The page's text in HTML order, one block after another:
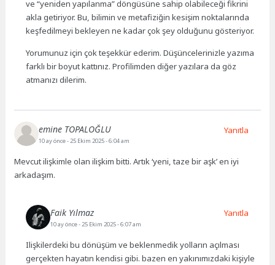
ve “yeniden yapılanma” döngüsüne sahip olabileceği fikrini
akla getiriyor. Bu, bilimin ve metafiziğin kesişim noktalarında
keşfedilmeyi bekleyen ne kadar çok şey olduğunu gösteriyor.
Yorumunuz için çok teşekkür ederim. Düşüncelerinizle yazıma
farklı bir boyut kattınız. Profilimden diğer yazılara da göz
atmanızı dilerim.
emine TOPALOĞLU
10 ay önce- 25 Ekim 2025 - 6:04 am
Mevcut ilişkimle olan ilişkim bitti. Artık ‘yeni, taze bir aşk’ en iyi
arkadaşım.
Yanıtla
Faik Yılmaz
10 ay önce- 25 Ekim 2025 - 6:07 am
Ilişkilerdeki bu dönüşüm ve beklenmedik yolların açılması
gerçekten hayatın kendisi gibi. bazen en yakınımızdaki kişiyle
Yanıtla